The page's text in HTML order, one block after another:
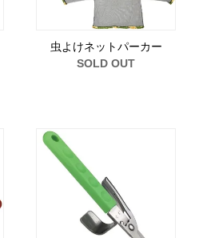
虫よけネットパーカー
SOLD OUT